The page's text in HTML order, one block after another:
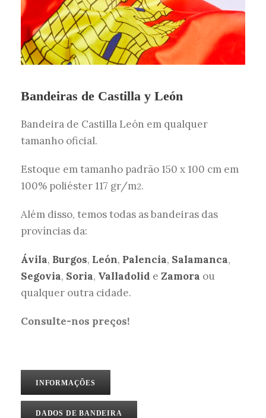
Bandeiras de Castilla y León
Bandeira de Castilla León em qualquer
tamanho oficial.
Estoque em tamanho padrão 150 x 100 cm em
100% poliéster 117 gr/m2.
Além disso, temos todas as bandeiras das
províncias da:
Ávila, Burgos, León, Palencia, Salamanca,
Segovia, Soria, Valladolid e Zamora ou
qualquer outra cidade.
Consulte-nos preços!
INFORMAÇÕES
DADOS DE BANDEIRA